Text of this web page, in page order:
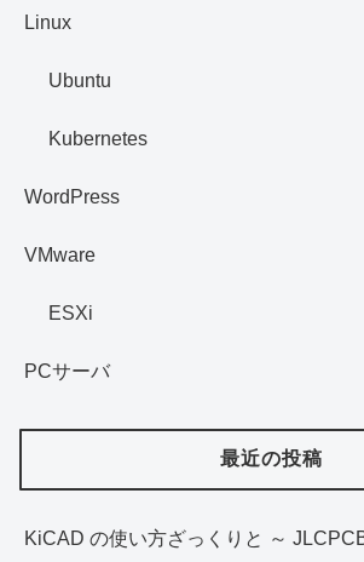
Linux
Ubuntu
Kubernetes
WordPress
VMware
ESXi
PCサーバ
最近の投稿
KiCAD の使い方ざっくりと ～